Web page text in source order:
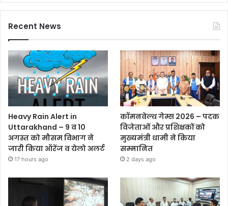
Recent News
Heavy Rain Alert in
Uttarakhand – 9 व 10
अगस्त को मौसम विभाग ने
जारी किया ऑरेंज व येलो अलर्ट
17 hours ago
कॉमनवेल्थ गेम्स 2026 – पदक
विजेताओं और प्रशिक्षकों को
मुख्यमंत्री धामी ने किया
सम्मानित
2 days ago